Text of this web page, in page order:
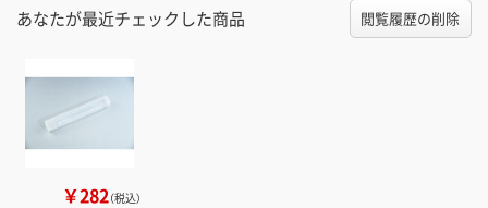
あなたが最近チェックした商品 閲覧履歴の削除
￥282（税込）